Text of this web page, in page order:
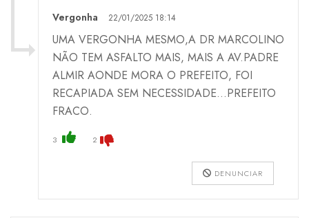
Vergonha 22/01/2025 18:14
UMA VERGONHA MESMO,A DR MARCOLINO
NÃO TEM ASFALTO MAIS, MAIS A AV.PADRE
ALMIR AONDE MORA O PREFEITO, FOI
RECAPIADA SEM NECESSIDADE...PREFEITO
FRACO.
3 2
DENUNCIAR